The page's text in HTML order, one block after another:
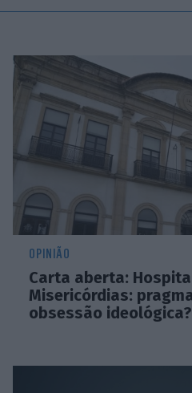
OPINIÃO
Carta aberta:
Misericórdias:
obsessão ideológica?